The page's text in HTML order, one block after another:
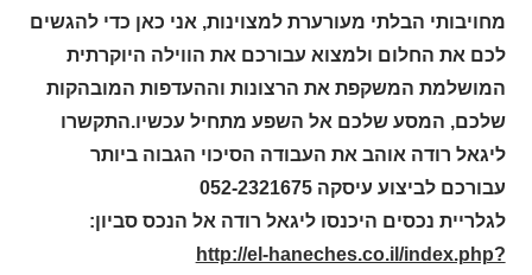
מחויבותי הבלתי מעורערת למצוינות, אני כאן כדי להגשים
לכם את החלום ולמצוא עבורכם את הווילה היוקרתית
המושלמת המשקפת את הרצונות וההעדפות המובהקות
שלכם, המסע שלכם אל השפע מתחיל עכשיו.התקשרו
ליגאל רודה אוהב את העבודה הסיכוי הגבוה ביותר
עבורכם לביצוע עיסקה 052-2321675
לגלריית נכסים היכנסו ליגאל רודה אל הנכס סביון:
http://el-haneches.co.il/index.php?